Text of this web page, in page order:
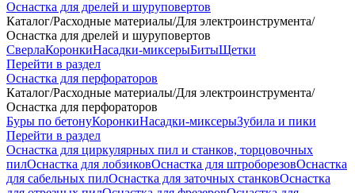
Оснастка для дрелей и шуруповертов
Каталог/Расходные материалы/Для электроинструмента/
Оснастка для дрелей и шуруповертов
СверлаКоронкиНасадки-миксерыБитыЩетки
Перейти в раздел
Оснастка для перфораторов
Каталог/Расходные материалы/Для электроинструмента/
Оснастка для перфораторов
Буры по бетонуКоронкиНасадки-миксерыЗубила и пики
Перейти в раздел
Оснастка для циркулярных пил и станков, торцовочных
пилОснастка для лобзиковОснастка для штроборезовОснастка
для сабельных пилОснастка для заточных станковОснастка